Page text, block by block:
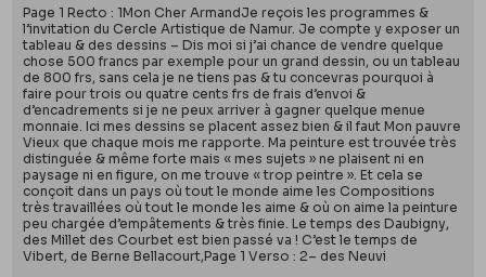
Page 1 Recto : 1Mon Cher ArmandJe reçois les programmes &
l’invitation du Cercle Artistique de Namur. Je compte y exposer un
tableau & des dessins – Dis moi si j’ai chance de vendre quelque
chose 500 francs par exemple pour un grand dessin, ou un tableau
de 800 frs, sans cela je ne tiens pas & tu concevras pourquoi à
faire pour trois ou quatre cents frs de frais d’envoi &
d’encadrements si je ne peux arriver à gagner quelque menue
monnaie. Ici mes dessins se placent assez bien & il faut Mon pauvre
Vieux que chaque mois me rapporte. Ma peinture est trouvée très
distinguée & même forte mais « mes sujets » ne plaisent ni en
paysage ni en figure, on me trouve « trop peintre ». Et cela se
conçoit dans un pays où tout le monde aime les Compositions
très travaillées où tout le monde les aime & où on aime la peinture
peu chargée d’empâtements & très finie. Le temps des Daubigny,
des Millet des Courbet est bien passé va ! C’est le temps de
Vibert, de Berne Bellacourt,Page 1 Verso : 2– des Neuvi